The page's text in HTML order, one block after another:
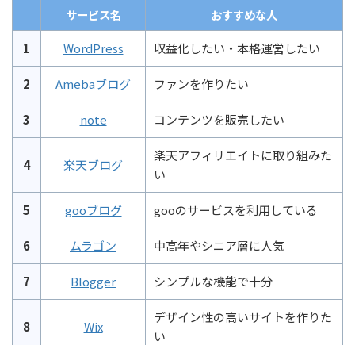
サービス名
おすすめな人
1
WordPress 収益化したい・本格運営したい
2 Amebaブログ ファンを作りたい
3 note コンテンツを販売したい
4 楽天ブログ
楽天アフィリエイトに取り組みた
い
5 gooブログ gooのサービスを利用している
6 ムラゴン 中高年やシニア層に人気
7 Blogger シンプルな機能で十分
8 Wix
デザイン性の高いサイトを作りた
い